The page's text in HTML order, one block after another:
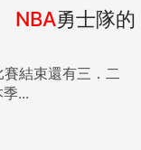
NBA勇士隊的
結束還有三．二
...